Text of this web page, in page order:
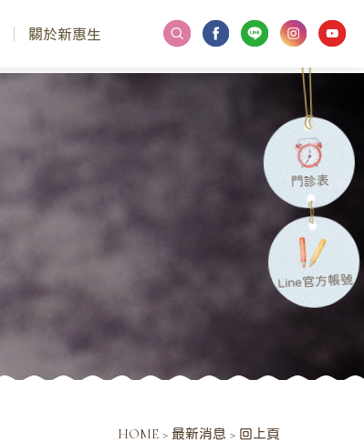
關於新惠生
HOME > 最新消息 > 回上頁
門診表
Line官方帳號